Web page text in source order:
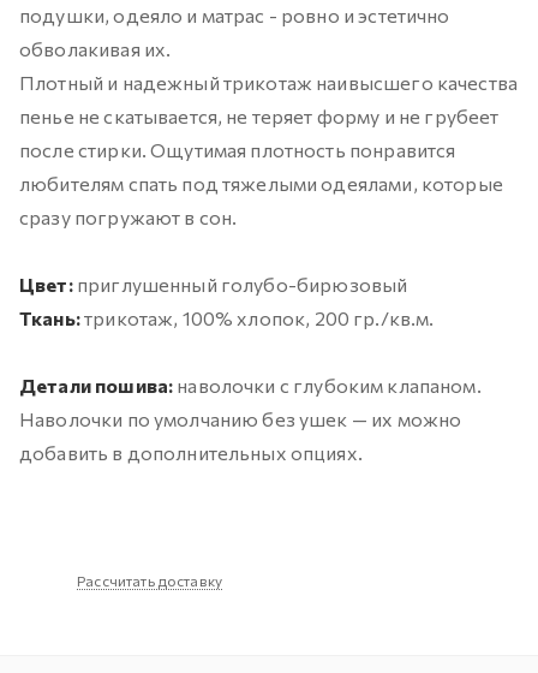
подушки, одеяло и матрас - ровно и эстетично
обволакивая их.
Плотный и надежный трикотаж наивысшего качества
пенье не скатывается, не теряет форму и не грубеет
после стирки. Ощутимая плотность понравится
любителям спать под тяжелыми одеялами, которые
сразу погружают в сон.
Цвет: приглушенный голубо-бирюзовый
Ткань:трикотаж, 100% хлопок, 200 гр./кв.м.
Детали пошива: наволочки с глубоким клапаном.
Наволочки по умолчанию без ушек — их можно
добавить в дополнительных опциях.
Рассчитать доставку